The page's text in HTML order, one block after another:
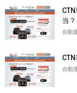
当？
自動
自動